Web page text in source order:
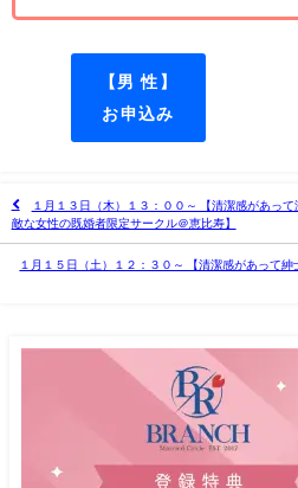
【男 性】
お申込み
１月１３日（木）１３：００～ 【清潔感があっ
敵な女性の既婚者限定サークル＠恵比寿】
１月１５日（土）１２：３０～ 【清潔感があって